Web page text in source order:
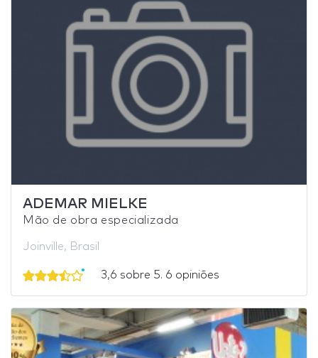
ADEMAR MIELKE
Mão de obra especializada
Joinville, Brasil
3,6 sobre 5. 6 opiniões